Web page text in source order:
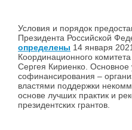
Условия и порядок
Президента Российской
определены 14 января
Координационного
Сергея Кириенко. Основное
софинансирования –
властями поддержки
основе лучших практик и
президентских грантов.